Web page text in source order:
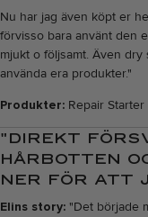
Nu har jag även köpt er
förvisso bara använt den
mjukt o följsamt. Även dry
använda era produkter."
Produkter: Repair Starter
"DIREKT
HÅRBOTTEN
NER FÖR ATT
Elins story: "Det började